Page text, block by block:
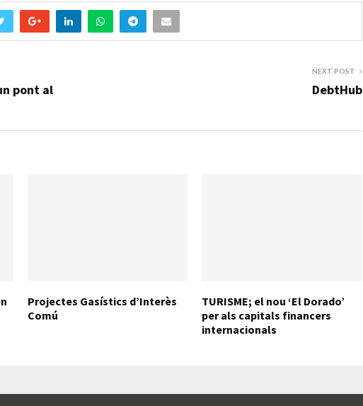
pont al
NEXT POST
DebtHub
Projectes Gasístics d’Interès
Comú
TURISME; el nou ‘El Dorado’
per als capitals financers
internacionals